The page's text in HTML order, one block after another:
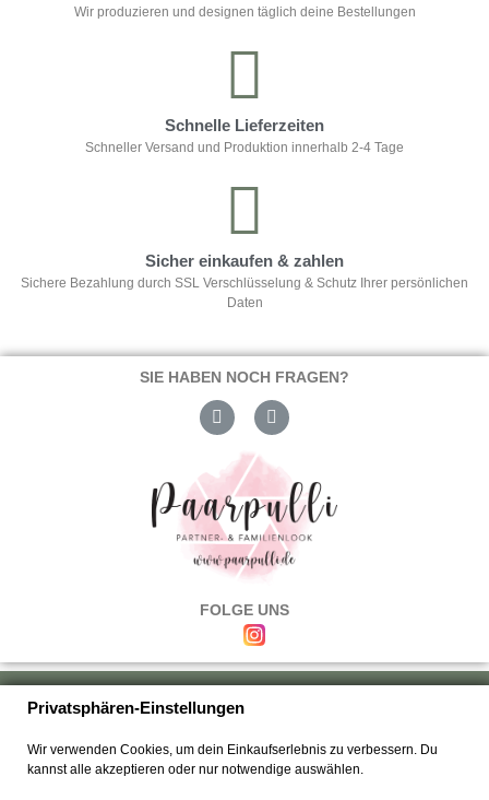
Wir produzieren und designen täglich deine Bestellungen
Schnelle Lieferzeiten
Schneller Versand und Produktion innerhalb 2-4 Tage
Sicher einkaufen & zahlen
Sichere Bezahlung durch SSL Verschlüsselung & Schutz Ihrer persönlichen
Daten
SIE HABEN NOCH FRAGEN?
FOLGE UNS
Über uns|Versand & Zahlung|Umtausch & Rückgabe
Kontakt
Privatsphären-Einstellungen
Wir verwenden Cookies, um dein Einkaufserlebnis zu verbessern. Du
kannst alle akzeptieren oder nur notwendige auswählen.